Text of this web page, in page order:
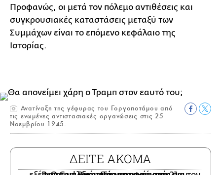
Προφανώς, οι μετά τον πόλεμο αντιθέσεις και
συγκρουσιακές καταστάσεις μεταξύ των
Συμμάχων είναι το επόμενο κεφάλαιο της
Ιστορίας.
Ανατίναξη της γέφυρας του Γοργοποτάμου από
τις ενωμένες αντιστασιακές οργανώσεις στις 25
Νοεμβρίου 1945.
ΔΕΙΤΕ ΑΚΟΜΑ